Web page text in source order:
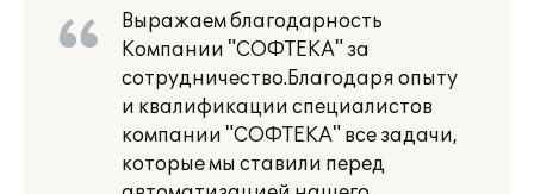
Выражаем благодарность
Компании "СОФТЕКА" за
сотрудничество.Благодаря опыту
и квалификации специалистов
компании "СОФТЕКА" все задачи,
которые мы ставили перед